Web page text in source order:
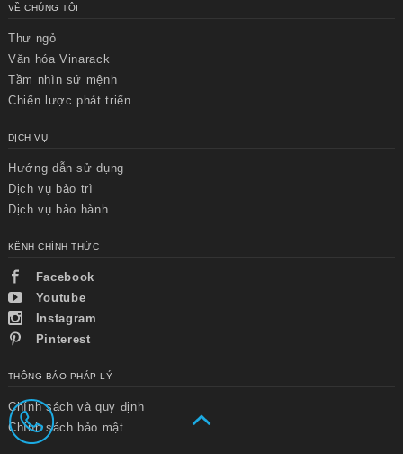
VỀ CHÚNG TÔI
Thư ngỏ
Văn hóa Vinarack
Tầm nhìn sứ mệnh
Chiến lược phát triển
DỊCH VỤ
Hướng dẫn sử dụng
Dịch vụ bảo trì
Dịch vụ bảo hành
KÊNH CHÍNH THỨC
Facebook
Youtube
Instagram
Pinterest
THÔNG BÁO PHÁP LÝ
Chính sách và quy định
Chính sách bảo mật